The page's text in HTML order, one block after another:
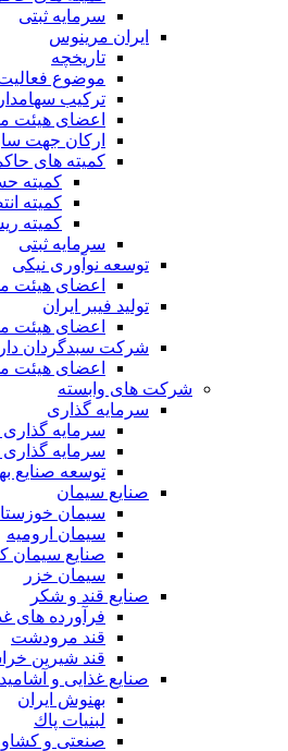
سرمایه ثبتی
ایران مرینوس
تاریخچه
موضوع
ترکیب
اعضای هیئت
ارکان جهت
کمیته های
کمیته
کمیته
کمیته
سرمایه ثبتی
توسعه نوآوری نیکی
اعضای هیئت
تولید فیبر ایران
اعضای هیئت
شرکت سبدگردان
اعضای هیئت
شرکت های وابسته
سرمایه گذاری
سرمایه گذاری
سرمایه
توسعه‌ صنایع‌
صنایع سیمان
سیمان
سیمان ارومیه
صنایع سیمان
سیمان خزر
صنایع قند و شکر
فرآورده های
قند مرودشت
قند شیرین
صنایع غذايی و
بهنوش ایران
لبنيات پاك
صنعتی و